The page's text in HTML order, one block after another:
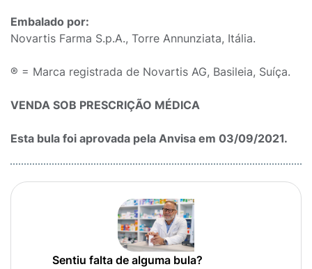
Embalado por:
Novartis Farma S.p.A., Torre Annunziata, Itália.
® = Marca registrada de Novartis AG, Basileia, Suíça.
VENDA SOB PRESCRIÇÃO MÉDICA
Esta bula foi aprovada pela Anvisa em 03/09/2021.
Sentiu falta de alguma bula?